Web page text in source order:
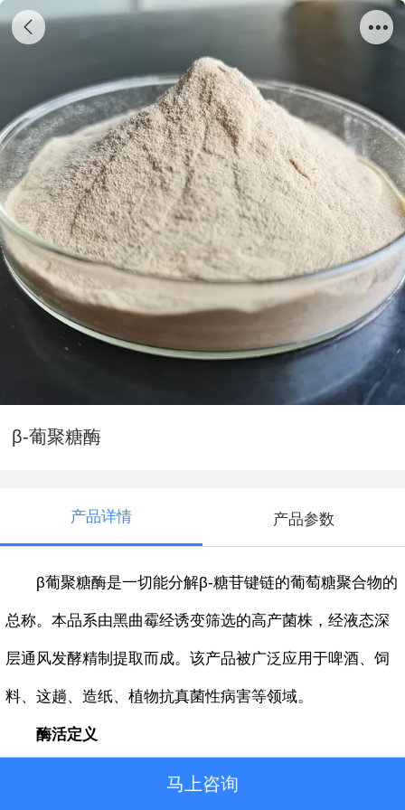
β-葡聚糖酶
产品详情 产品参数
β葡聚糖酶是一切能分解β-糖苷键链的葡萄糖聚合物的
总称。本品系由黑曲霉经诱变筛选的高产菌株，经液态深
层通风发酵精制提取而成。该产品被广泛应用于啤酒、饲
料、这趟、造纸、植物抗真菌性病害等领域。
酶活定义
1g酶粉(或1ml酶液)在50℃、pH为5.50的条件下，每分
马上咨询